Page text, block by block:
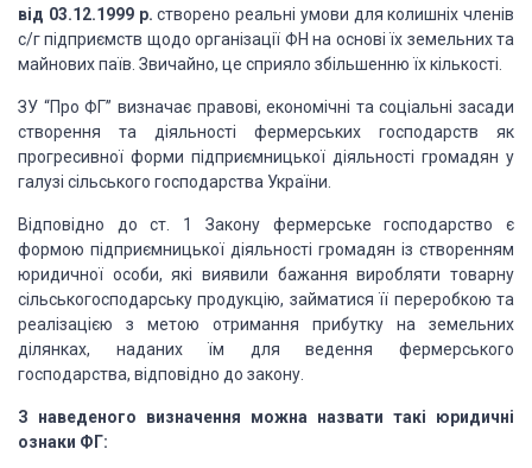
від 03.12.1999 р. створено реальні умови для колишніх членів
с/г підприємств щодо організації ФН на основі їх земельних та
майнових паїв. Звичайно, це сприяло збільшенню їх кількості.
ЗУ “Про ФГ” визначає правові, економічні та соціальні засади
створення та діяльності фермерських господарств як
прогресивної форми підприємницької діяльності громадян у
галузі сільського господарства України.
Відповідно до ст. 1 Закону фермерське господарство є
формою підприємницької діяльності громадян із створенням
юридичної особи, які виявили бажання виробляти товарну
сільськогосподарську продукцію, займатися її переробкою та
реалізацією з метою отримання прибутку на земельних
ділянках, наданих їм для ведення фермерського
господарства, відповідно до закону.
З наведеного визначення можна назвати такі юридичні
ознаки ФГ: